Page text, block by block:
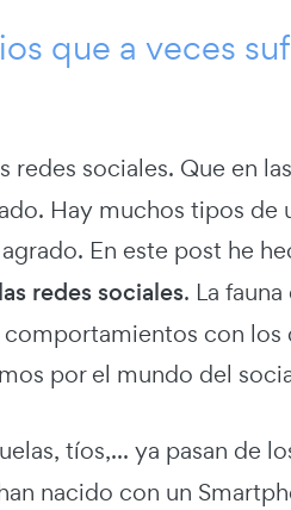
que a veces
redes sociales. Que en las
Hay muchos tipos de
En este post he
redes sociales. La
con los
por el mundo del
tíos,... ya pasan de
nacido con un